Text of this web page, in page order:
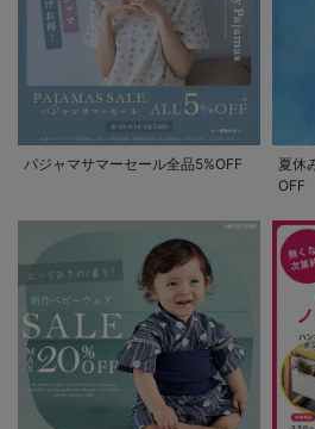
パジャマサマーセール全品5%OFF
夏休
OFF